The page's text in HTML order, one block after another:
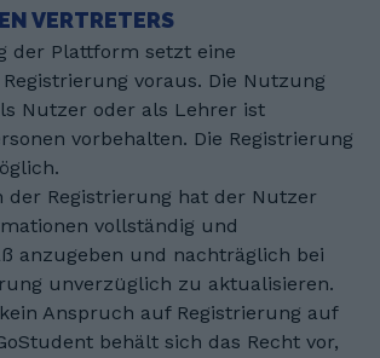
VERTRETERS
der Plattform setzt eine
voraus. Die Nutzung
Nutzer oder als Lehrer ist
vorbehalten. Die Registrierung
der Registrierung hat der Nutzer
vollständig und
anzugeben und nachträglich bei
unverzüglich zu aktualisieren.
Anspruch auf Registrierung auf
behält sich das Recht vor,